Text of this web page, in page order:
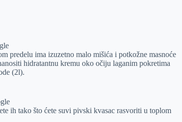
predelu ima izuzetno malo mišića i potkožne masnoće
hidratantnu kremu oko očiju laganim pokretima
(2l).
ih tako što ćete suvi pivski kvasac rasvoriti u toplom